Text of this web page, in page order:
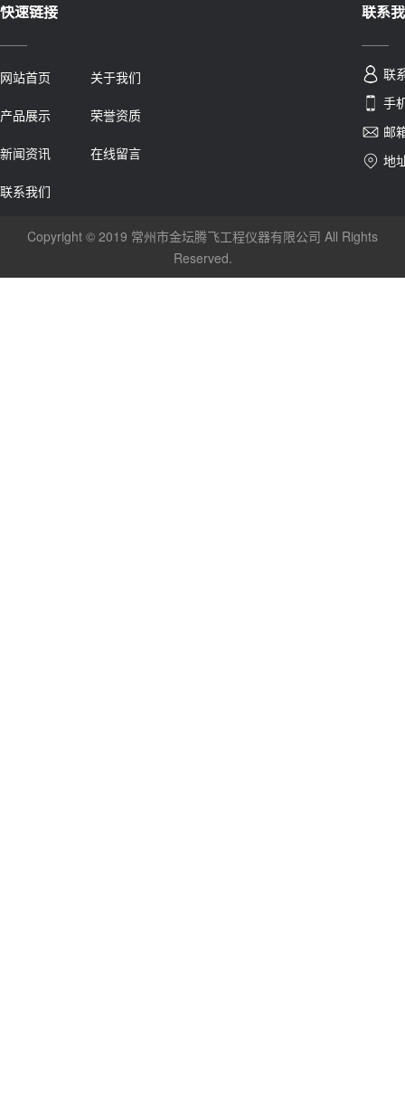
快速链接
网站首页 关于我们
产品展示 荣誉资质
新闻资讯 在线留言
联系我们
联系
联
手
邮
地
Copyright © 2019 常州市金坛腾飞工程仪器有限公司 All Rights
Reserved.